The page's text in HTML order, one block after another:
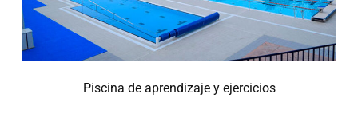
Piscina de aprendizaje y ejercicios